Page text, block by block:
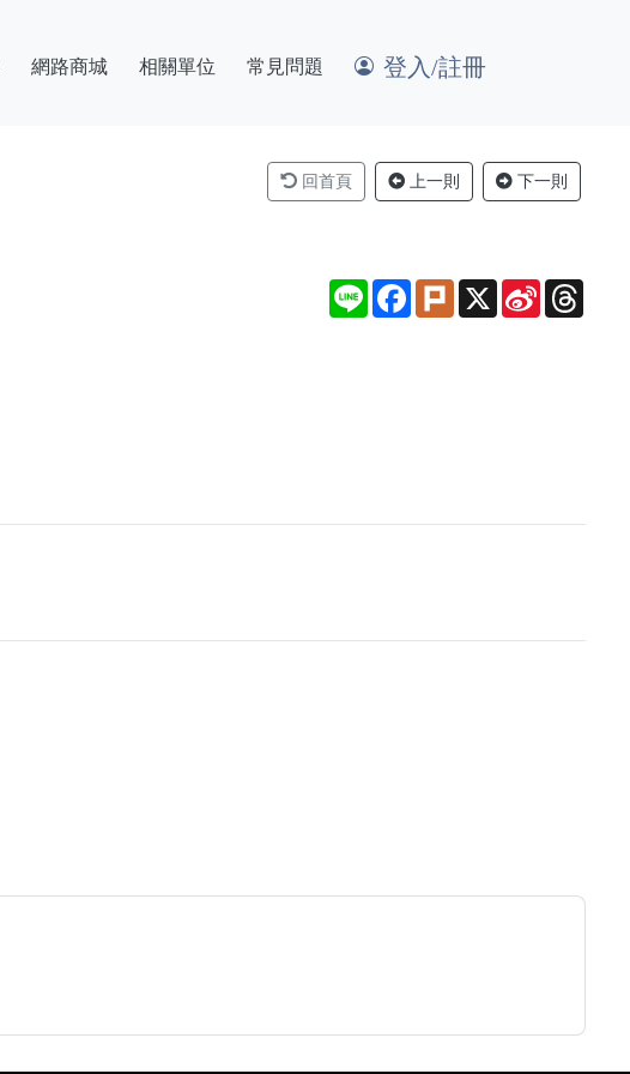
網路商城 相關單位 常見問題 登入/註冊
回首頁 上一則 下一則
Line Facebook
Plurk X
Sina
Weibo